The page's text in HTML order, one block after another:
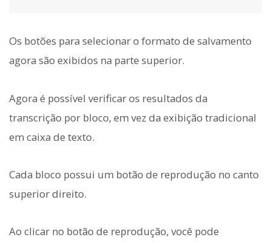
Os botões para selecionar o formato de salvamento
agora são exibidos na parte superior.
Agora é possível verificar os resultados da
transcrição por bloco, em vez da exibição tradicional
em caixa de texto.
Cada bloco possui um botão de reprodução no canto
superior direito.
Ao clicar no botão de reprodução, você pode